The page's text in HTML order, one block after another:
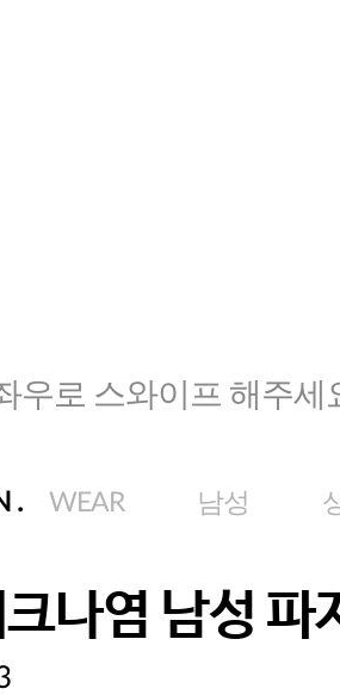
우로 스와이프 해주세
. WEAR 남성
나염 남성 파